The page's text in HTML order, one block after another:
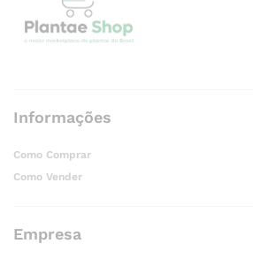
Informações
Como Comprar
Como Vender
Empresa